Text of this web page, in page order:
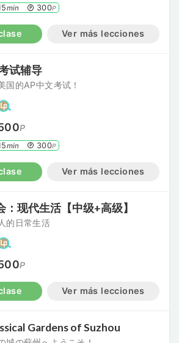
min 300P
Ver más lecciones
试辅导
国的AP中文考试！
P
min 300P
Ver más lecciones
：现代生活【中级+高级】
的日常生活
P
Ver más lecciones
Gardens of Suzhou